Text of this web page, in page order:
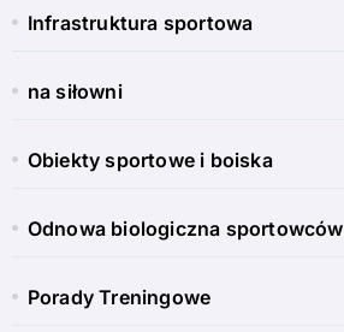
Infrastruktura sportowa
na siłowni
Obiekty sportowe i boiska
Odnowa biologiczna sportowców
Porady Treningowe